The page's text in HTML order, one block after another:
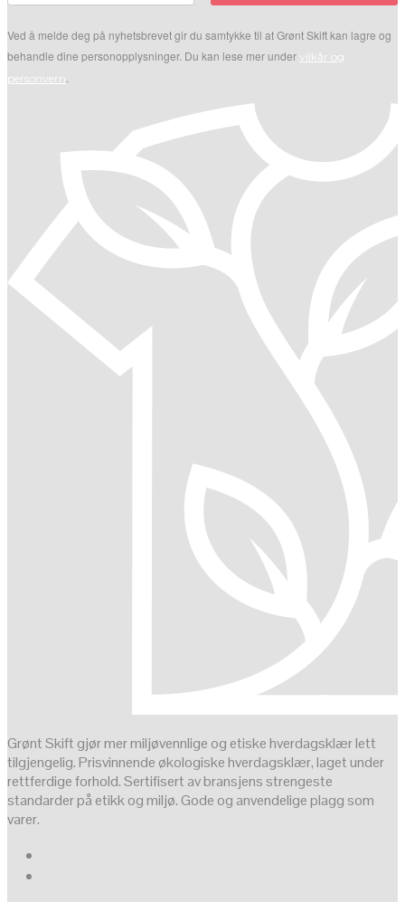
Ved å melde deg på nyhetsbrevet gir du samtykke til at Grønt Skift kan lagre og
behandle dine personopplysninger. Du kan lese mer under vilkår og
personvern
Grønt Skift gjør mer miljøvennlige og etiske hverdagsklær lett
tilgjengelig. Prisvinnende økologiske hverdagsklær, laget under
rettferdige forhold. Sertifisert av bransjens strengeste
standarder på etikk og miljø. Gode og anvendelige plagg som
varer.